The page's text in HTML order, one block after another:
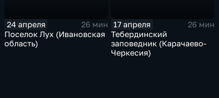
24 апреля
26 мин
Поселок Лух (Ивановская
область)
17 апреля
26 мин
Тебердинский
заповедник (Карачаево-
Черкесия)